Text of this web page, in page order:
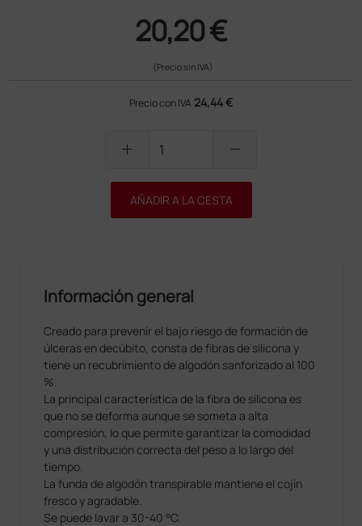
20,20 €
(Precio sin IVA)
Precio con IVA 24,44 €
add remove
AÑADIR A LA CESTA
Información general
Creado para prevenir el bajo riesgo de formación de
úlceras en decúbito, consta de fibras de silicona y
tiene un recubrimiento de algodón sanforizado al 100
%.
La principal característica de la fibra de silicona es
que no se deforma aunque se someta a alta
compresión, lo que permite garantizar la comodidad
y una distribución correcta del peso a lo largo del
tiempo.
La funda de algodón transpirable mantiene el cojín
fresco y agradable.
Se puede lavar a 30-40 °C.